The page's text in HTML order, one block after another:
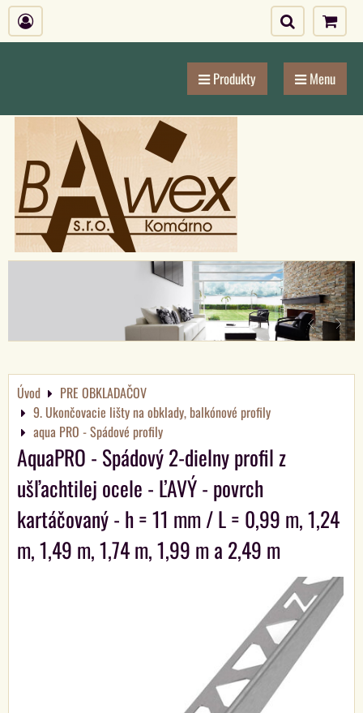
Produkty Menu
Úvod
PRE OBKLADAČOV
9. Ukončovacie lišty na obklady, balkónové profily
aqua PRO - Spádové profily
AquaPRO - Spádový 2-dielny profil z
ušľachtilej ocele - ĽAVÝ - povrch
kartáčovaný - h = 11 mm / L = 0,99 m, 1,24
m, 1,49 m, 1,74 m, 1,99 m a 2,49 m